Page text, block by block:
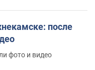
после
фото и видео